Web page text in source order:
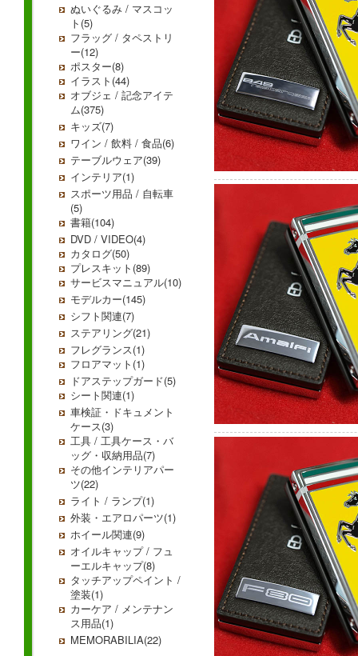
ぬいぐるみ / マスコッ
ト(5)
フラッグ / タペストリ
ー(12)
ポスター(8)
イラスト(44)
オブジェ / 記念アイテ
ム(375)
キッズ(7)
ワイン / 飲料 / 食品(6)
テーブルウェア(39)
インテリア(1)
スポーツ用品 / 自転車
(5)
書籍(104)
DVD / VIDEO(4)
カタログ(50)
プレスキット(89)
サービスマニュアル(10)
モデルカー(145)
シフト関連(7)
ステアリング(21)
フレグランス(1)
フロアマット(1)
ドアステップガード(5)
シート関連(1)
車検証・ドキュメント
ケース(3)
工具 / 工具ケース・バ
ッグ・収納用品(7)
その他インテリアパー
ツ(22)
ライト / ランプ(1)
外装・エアロパーツ(1)
ホイール関連(9)
オイルキャップ / フュ
ーエルキャップ(8)
タッチアップペイント /
塗装(1)
カーケア / メンテナン
ス用品(1)
MEMORABILIA(22)